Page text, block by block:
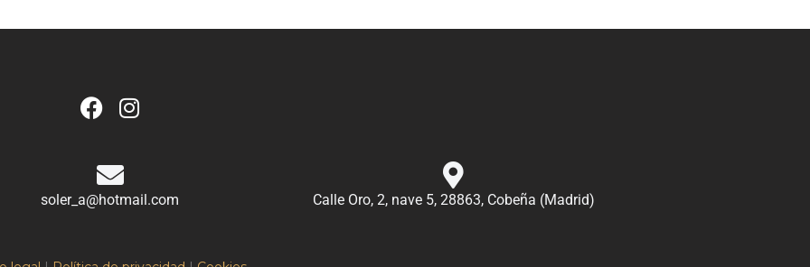
soler_a@hotmail.com Calle Oro, 2, nave 5, 28863, Cobeña (Madrid)